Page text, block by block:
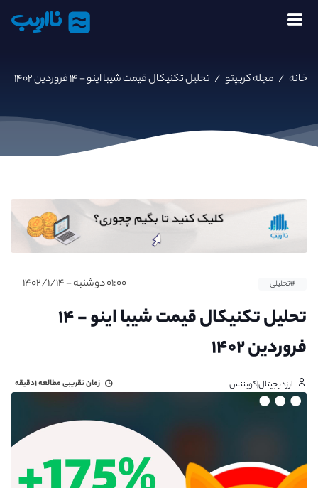
نااریب
خانه / مجله کریپتو / تحلیل تکنیکال قیمت شیبا اینو - ۱۴ فروردین ۱۴۰۲
#تحلیلی ۰۱:۰۰ دوشنبه - ۱۴۰۲/۱/۱۴
تحلیل تکنیکال قیمت شیبا اینو - ۱۴
فروردین ۱۴۰۲
ارزدیجیتال|کویننس زمان تقریبی مطالعه۱دقیقه